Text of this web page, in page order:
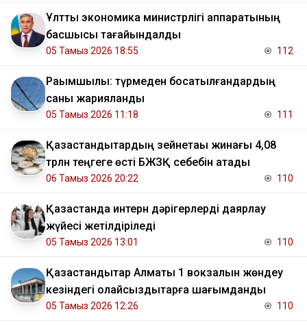
Ұлттық экономика министрлігі аппаратының
басшысы тағайындалды
05 Тамыз 2026 18:55 112
Рақымшылық: түрмеден босатылғандардың
саны жарияланды
05 Тамыз 2026 11:18 111
Қазақстандықтардың зейнетақы жинағы 4,08
трлн теңгеге өсті БЖЗҚ себебін атады
06 Тамыз 2026 20:22 110
Қазақстанда интерн дәрігерлерді даярлау
жүйесі жетілдіріледі
05 Тамыз 2026 13:01 110
Қазақстандықтар Алматы 1 вокзалын жөндеу
кезіндегі қолайсыздықтарға шағымданды
05 Тамыз 2026 12:26 110